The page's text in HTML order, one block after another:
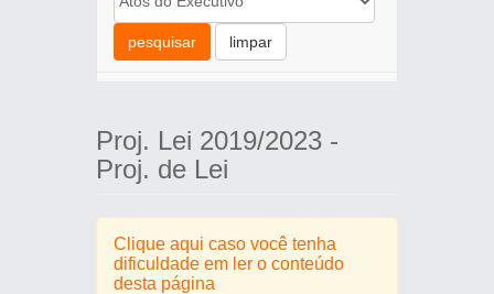
pesquisar limpar
Proj. Lei 2019/2023 -
Proj. de Lei
Clique aqui caso você tenha
dificuldade em ler o conteúdo
desta página